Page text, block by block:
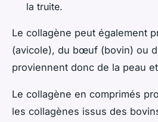
la truite.
Le collagène peut également
(avicole), du bœuf (bovin) ou
proviennent donc de la peau
Le collagène en comprimés
les collagènes issus des